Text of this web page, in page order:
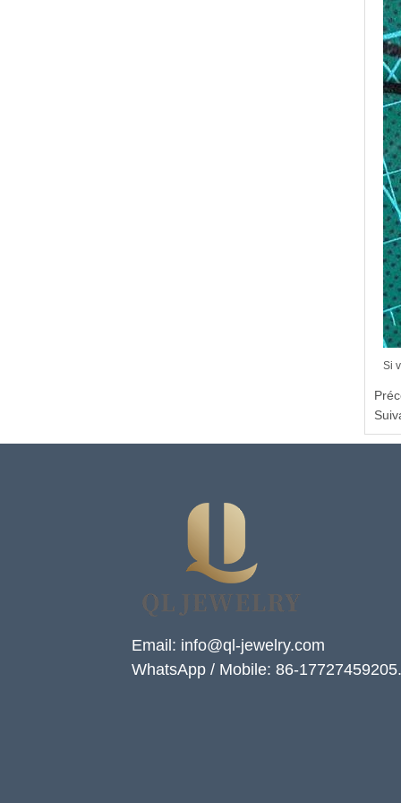
Si
Email: info@ql-jewelry.com
WhatsApp / Mobile: 86-17727459205.